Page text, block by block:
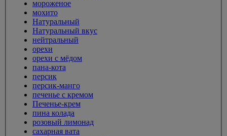
мороженое
мохито
Натуральный
Натуральный вкус
нейтральный
орехи
орехи с мёдом
пана-кота
персик
персик-манго
печенье с кремом
Печенье-крем
пина колада
розовый лимонад
сахарная вата